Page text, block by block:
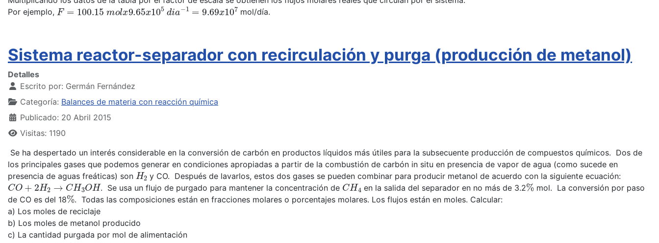
Por ejemplo, F=100.15molx 9.65x105dia−1 =9.69x107 mol/día.
Sistema reactor-separador con recirculación y purga (producción de metanol)
Detalles
Escrito por: Germán Fernández
Categoría: Balances de materia con reacción química
Publicado: 20 Abril 2015
Visitas: 1190
Se ha despertado un interés considerable en la conversión de carbón en productos líquidos más útiles para la subsecuente producción de compuestos químicos. Dos de
los principales gases que podemos generar en condiciones apropiadas a partir de la combustión de carbón in situ en presencia de vapor de agua (como sucede en
presencia de aguas freáticas) son H2y CO. Después de lavarlos, estos dos gases se pueden combinar para producir metanol de acuerdo con la siguiente ecuación:
CO+2H2→ CH3OH . Se usa un flujo de purgado para mantener la concentración de CH4en la salida del separador en no más de 3.2% mol. La conversión por paso
de CO es del 18%. Todas las composiciones están en fracciones molares o porcentajes molares. Los flujos están en moles. Calcular:
a) Los moles de reciclaje
b) Los moles de metanol producido
c) La cantidad purgada por mol de alimentación